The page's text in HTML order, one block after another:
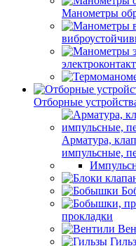
Манометры
Отборные
Арматура,
импульсные,
прокладки